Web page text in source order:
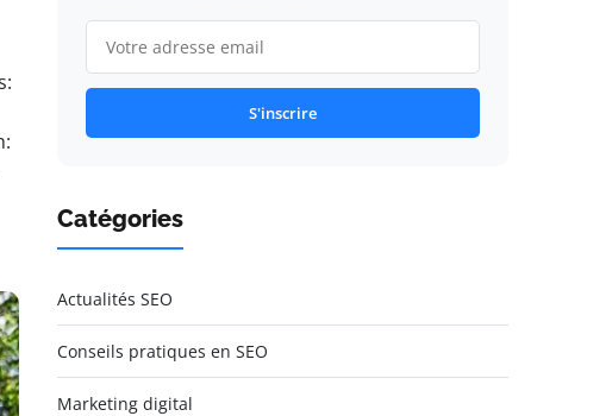
S'inscrire
Catégories
Actualités SEO
Conseils pratiques en SEO
Marketing digital